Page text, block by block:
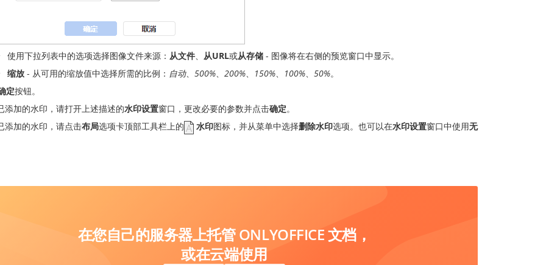
使用下拉列表中的选项选择图像文件来源： 从文件、 从URL或从存储 - 图像将在右侧的预览窗口中显示。
缩放 - 从可用的缩放值中选择所需的比例： 自动、 500%、 200%、 150%、 100%、 50%。
定按钮。
添加的水印，请打开上述描述的水印设置窗口，更改必要的参数并点击确定。
添加的水印，请点击布局选项卡顶部工具栏上的 水印图标，并从菜单中选择删除水印选项。也可以在水印设置窗口中使用无
在您自己的服务器上托管 ONLYOFFICE 文档，
或在云端使用